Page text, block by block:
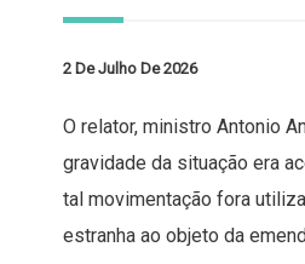
2 De Julho De 2026
O relator, ministro Antonio
gravidade da situação era
tal movimentação fora
estranha ao objeto da